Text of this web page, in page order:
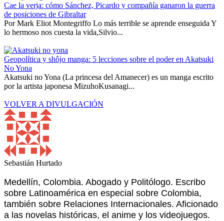
Cae la verja: cómo Sánchez, Picardo y compañía ganaron la guerra
de posiciones de Gibraltar
Por Mark Eliot Montegriffo Lo más terrible se aprende enseguida Y
lo hermoso nos cuesta la vida,Silvio...
Geopolítica y shôjo manga: 5 lecciones sobre el poder en Akatsuki
No Yona
Akatsuki no Yona (La princesa del Amanecer) es un manga escrito
por la artista japonesa MizuhoKusanagi...
VOLVER A DIVULGACIÓN
Sebastián Hurtado
Medellín, Colombia. Abogado y Politólogo. Escribo
sobre Latinoamérica en especial sobre Colombia,
también sobre Relaciones Internacionales. Aficionado
a las novelas históricas, el anime y los videojuegos.